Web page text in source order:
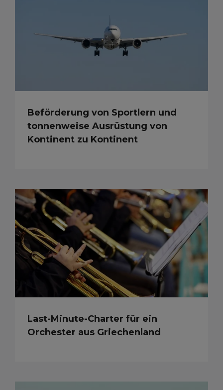
Beförderung von Sportlern und
tonnenweise Ausrüstung von
Kontinent zu Kontinent
Last-Minute-Charter für ein
Orchester aus Griechenland